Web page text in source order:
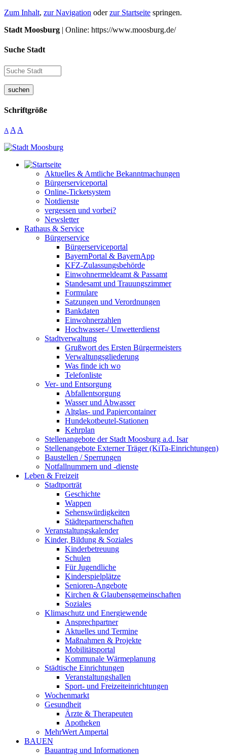
Zum Inhalt, zur Navigation oderzur Startseite springen.
Stadt Moosburg | Online: https://www.moosburg.de/
Suche Stadt
suchen
Schriftgröße
A A A
Aktuelles & Amtliche Bekanntmachungen
Bürgerserviceportal
Online-Ticketsystem
Notdienste
vergessen und vorbei?
Newsletter
Rathaus & Service
Bürgerservice
Bürgerserviceportal
BayernPortal & BayernApp
KFZ-Zulassungsbehörde
Einwohnermeldeamt & Passamt
Standesamt und Trauungszimmer
Formulare
Satzungen und Verordnungen
Bankdaten
Einwohnerzahlen
Hochwasser-/ Unwetterdienst
Stadtverwaltung
Grußwort des Ersten Bürgermeisters
Verwaltungsgliederung
Was finde ich wo
Telefonliste
Ver- und Entsorgung
Abfallentsorgung
Wasser und Abwasser
Altglas- und Papiercontainer
Hundekotbeutel-Stationen
Kehrplan
Stellenangebote der Stadt Moosburg a.d. Isar
Stellenangebote Externer Träger (KiTa-Einrichtungen)
Baustellen / Sperrungen
Notfallnummern und -dienste
Leben & Freizeit
Stadtporträt
Geschichte
Wappen
Sehenswürdigkeiten
Städtepartnerschaften
Veranstaltungskalender
Kinder, Bildung & Soziales
Kinderbetreuung
Schulen
Für Jugendliche
Kinderspielplätze
Senioren-Angebote
Kirchen & Glaubensgemeinschaften
Soziales
Klimaschutz und Energiewende
Ansprechpartner
Aktuelles und Termine
Maßnahmen & Projekte
Mobilitätsportal
Kommunale Wärmeplanung
Städtische Einrichtungen
Veranstaltungshallen
Sport- und Freizeiteinrichtungen
Wochenmarkt
Gesundheit
Ärzte & Therapeuten
Apotheken
MehrWert Ampertal
BAUEN
Bauantrag und Informationen